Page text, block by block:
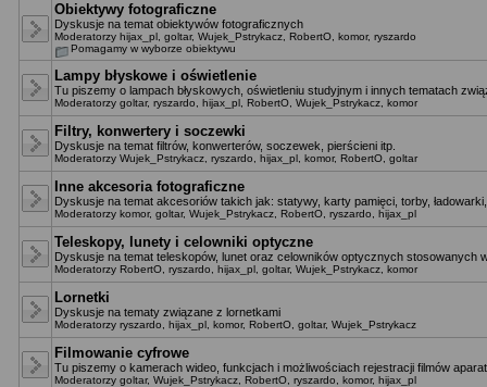
Obiektywy fotograficzne
Dyskusje na temat obiektywów fotograficznych
Moderatorzy hijax_pl goltar, Wujek_Pstrykacz RobertO komor, ryszardo
Pomagamy w wyborze obiektywu
Lampy błyskowe i oświetlenie
Tu piszemy o lampach błyskowych, oświetleniu studyjnym i innych tematach
Moderatorzy goltar, ryszardo hijax_pl RobertO Wujek_Pstrykacz komor
Filtry, konwertery i soczewki
Dyskusje na temat filtrów, konwerterów, soczewek, pierścieni itp.
Moderatorzy Wujek_Pstrykacz ryszardo hijax_pl komor, RobertO goltar
Inne akcesoria fotograficzne
Dyskusje na temat akcesoriów takich jak: statywy, karty pamięci, torby,
Moderatorzy komor, goltar, Wujek_Pstrykacz RobertO ryszardo hijax_pl
Teleskopy, lunety i celowniki optyczne
Dyskusje na temat teleskopów, lunet oraz celowników optycznych stosowanych
Moderatorzy RobertO ryszardo hijax_pl goltar, Wujek_Pstrykacz komor
Lornetki
Dyskusje na tematy związane z lornetkami
Moderatorzy ryszardo hijax_pl komor, RobertO goltar, Wujek_Pstrykacz
Filmowanie cyfrowe
Tu piszemy o kamerach wideo, funkcjach i możliwościach rejestracji filmów
Moderatorzy goltar, Wujek_Pstrykacz RobertO ryszardo komor, hijax_pl